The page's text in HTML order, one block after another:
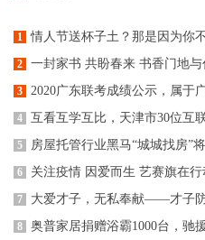
1 情人节送杯子土？那是因为你
2 一封家书 共盼春来 书香门地与
3 2020广东联考成绩公示，属于
4 互看互学互比，天津市30位互
5 房屋托管行业黑马“城城找房”
6 关注疫情 因爱而生 艺赛旗在行
7 大爱才子，无私奉献——才子
8 奥普家居捐赠浴霸1000台，驰